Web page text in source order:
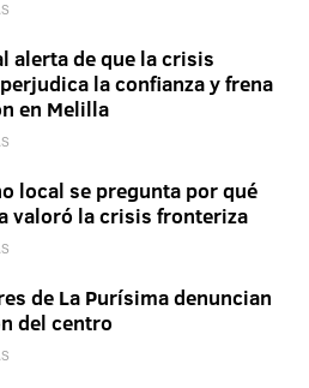
alerta de que la crisis
la confianza y frena
en Melilla
local se pregunta por qué
valoró la crisis fronteriza
de La Purísima denuncian
del centro